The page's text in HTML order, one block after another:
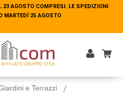
23 AGOSTO COMPRESI. LE SPEDIZIONI
MARTEDÌ 25 AGOSTO
e Terrazzi
23 AGOSTO COMPRESI. LE SPEDIZIONI
MARTEDÌ 25 AGOSTO